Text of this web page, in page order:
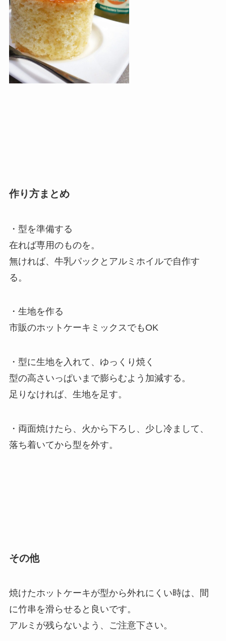
作り方まとめ
・型を準備する
在れば専用のものを。
無ければ、牛乳パックとアルミホイルで自作す
る。
・生地を作る
市販のホットケーキミックスでもOK
・型に生地を入れて、ゆっくり焼く
型の高さいっぱいまで膨らむよう加減する。
足りなければ、生地を足す。
・両面焼けたら、火から下ろし、少し冷まして、
落ち着いてから型を外す。
その他
焼けたホットケーキが型から外れにくい時は、間
に竹串を滑らせると良いです。
アルミが残らないよう、ご注意下さい。